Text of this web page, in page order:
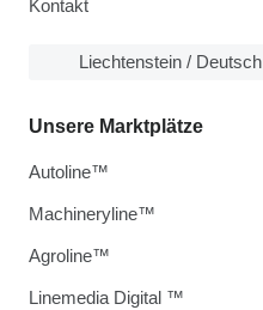
Kontakt
Liechtenstein / Deutsch
Unsere Marktplätze
Autoline™
Machineryline™
Agroline™
Linemedia Digital ™